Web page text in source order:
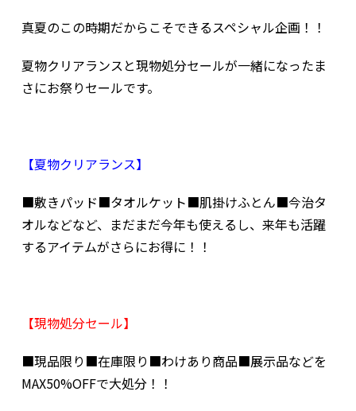
真夏のこの時期だからこそできるスペシャル企画！！
夏物クリアランスと現物処分セールが一緒になったま
さにお祭りセールです。
【夏物クリアランス】
■敷きパッド■タオルケット■肌掛けふとん■今治タ
オルなどなど、まだまだ今年も使えるし、来年も活躍
するアイテムがさらにお得に！！
【現物処分セール】
■現品限り■在庫限り■わけあり商品■展示品などを
MAX50%OFFで大処分！！